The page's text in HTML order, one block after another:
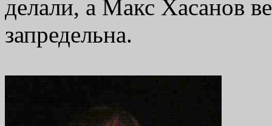
делали, а Макс Хасанов
запредельна.